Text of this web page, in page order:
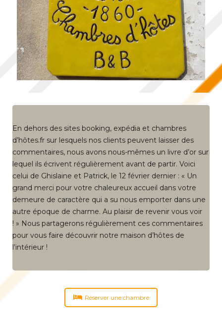
En dehors des sites booking, expédia et chambres
d’hôtes.fr sur lesquels nos clients peuvent laisser des
commentaires, nous avons nous-mêmes un livre d’or sur
lequel ils écrivent régulièrement avant de partir. Voici
celui de Ghislaine et Patrick, le 12 février dernier : « Un
grand merci pour votre chaleureux accueil dans votre
demeure de caractère qui a su nous emporter dans une
autre époque de charme. Au plaisir de revenir vous voir
! » Nous partagerons régulièrement ces commentaires
pour vous faire découvrir notre maison d’hôtes de
l’intérieur !
Réserver une chambre